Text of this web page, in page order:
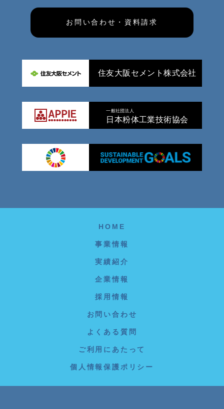
お問い合わせ・資料請求
住友大阪セメント株式会社
一般社団法人
日本粉体工業技術協会
HOME
事業情報
実績紹介
企業情報
採用情報
お問い合わせ
よくある質問
ご利用にあたって
個人情報保護ポリシー